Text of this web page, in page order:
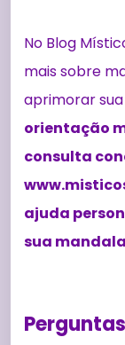
No Blog
mais sobre
aprimorar
orientação
consulta
ajuda
sua